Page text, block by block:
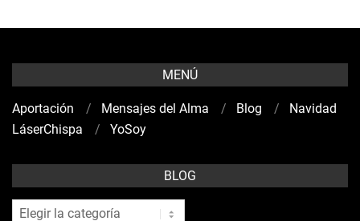
MENÚ
Aportación Mensajes del Alma Blog
Navidad
LáserChispa
YoSoy
BLOG
blog